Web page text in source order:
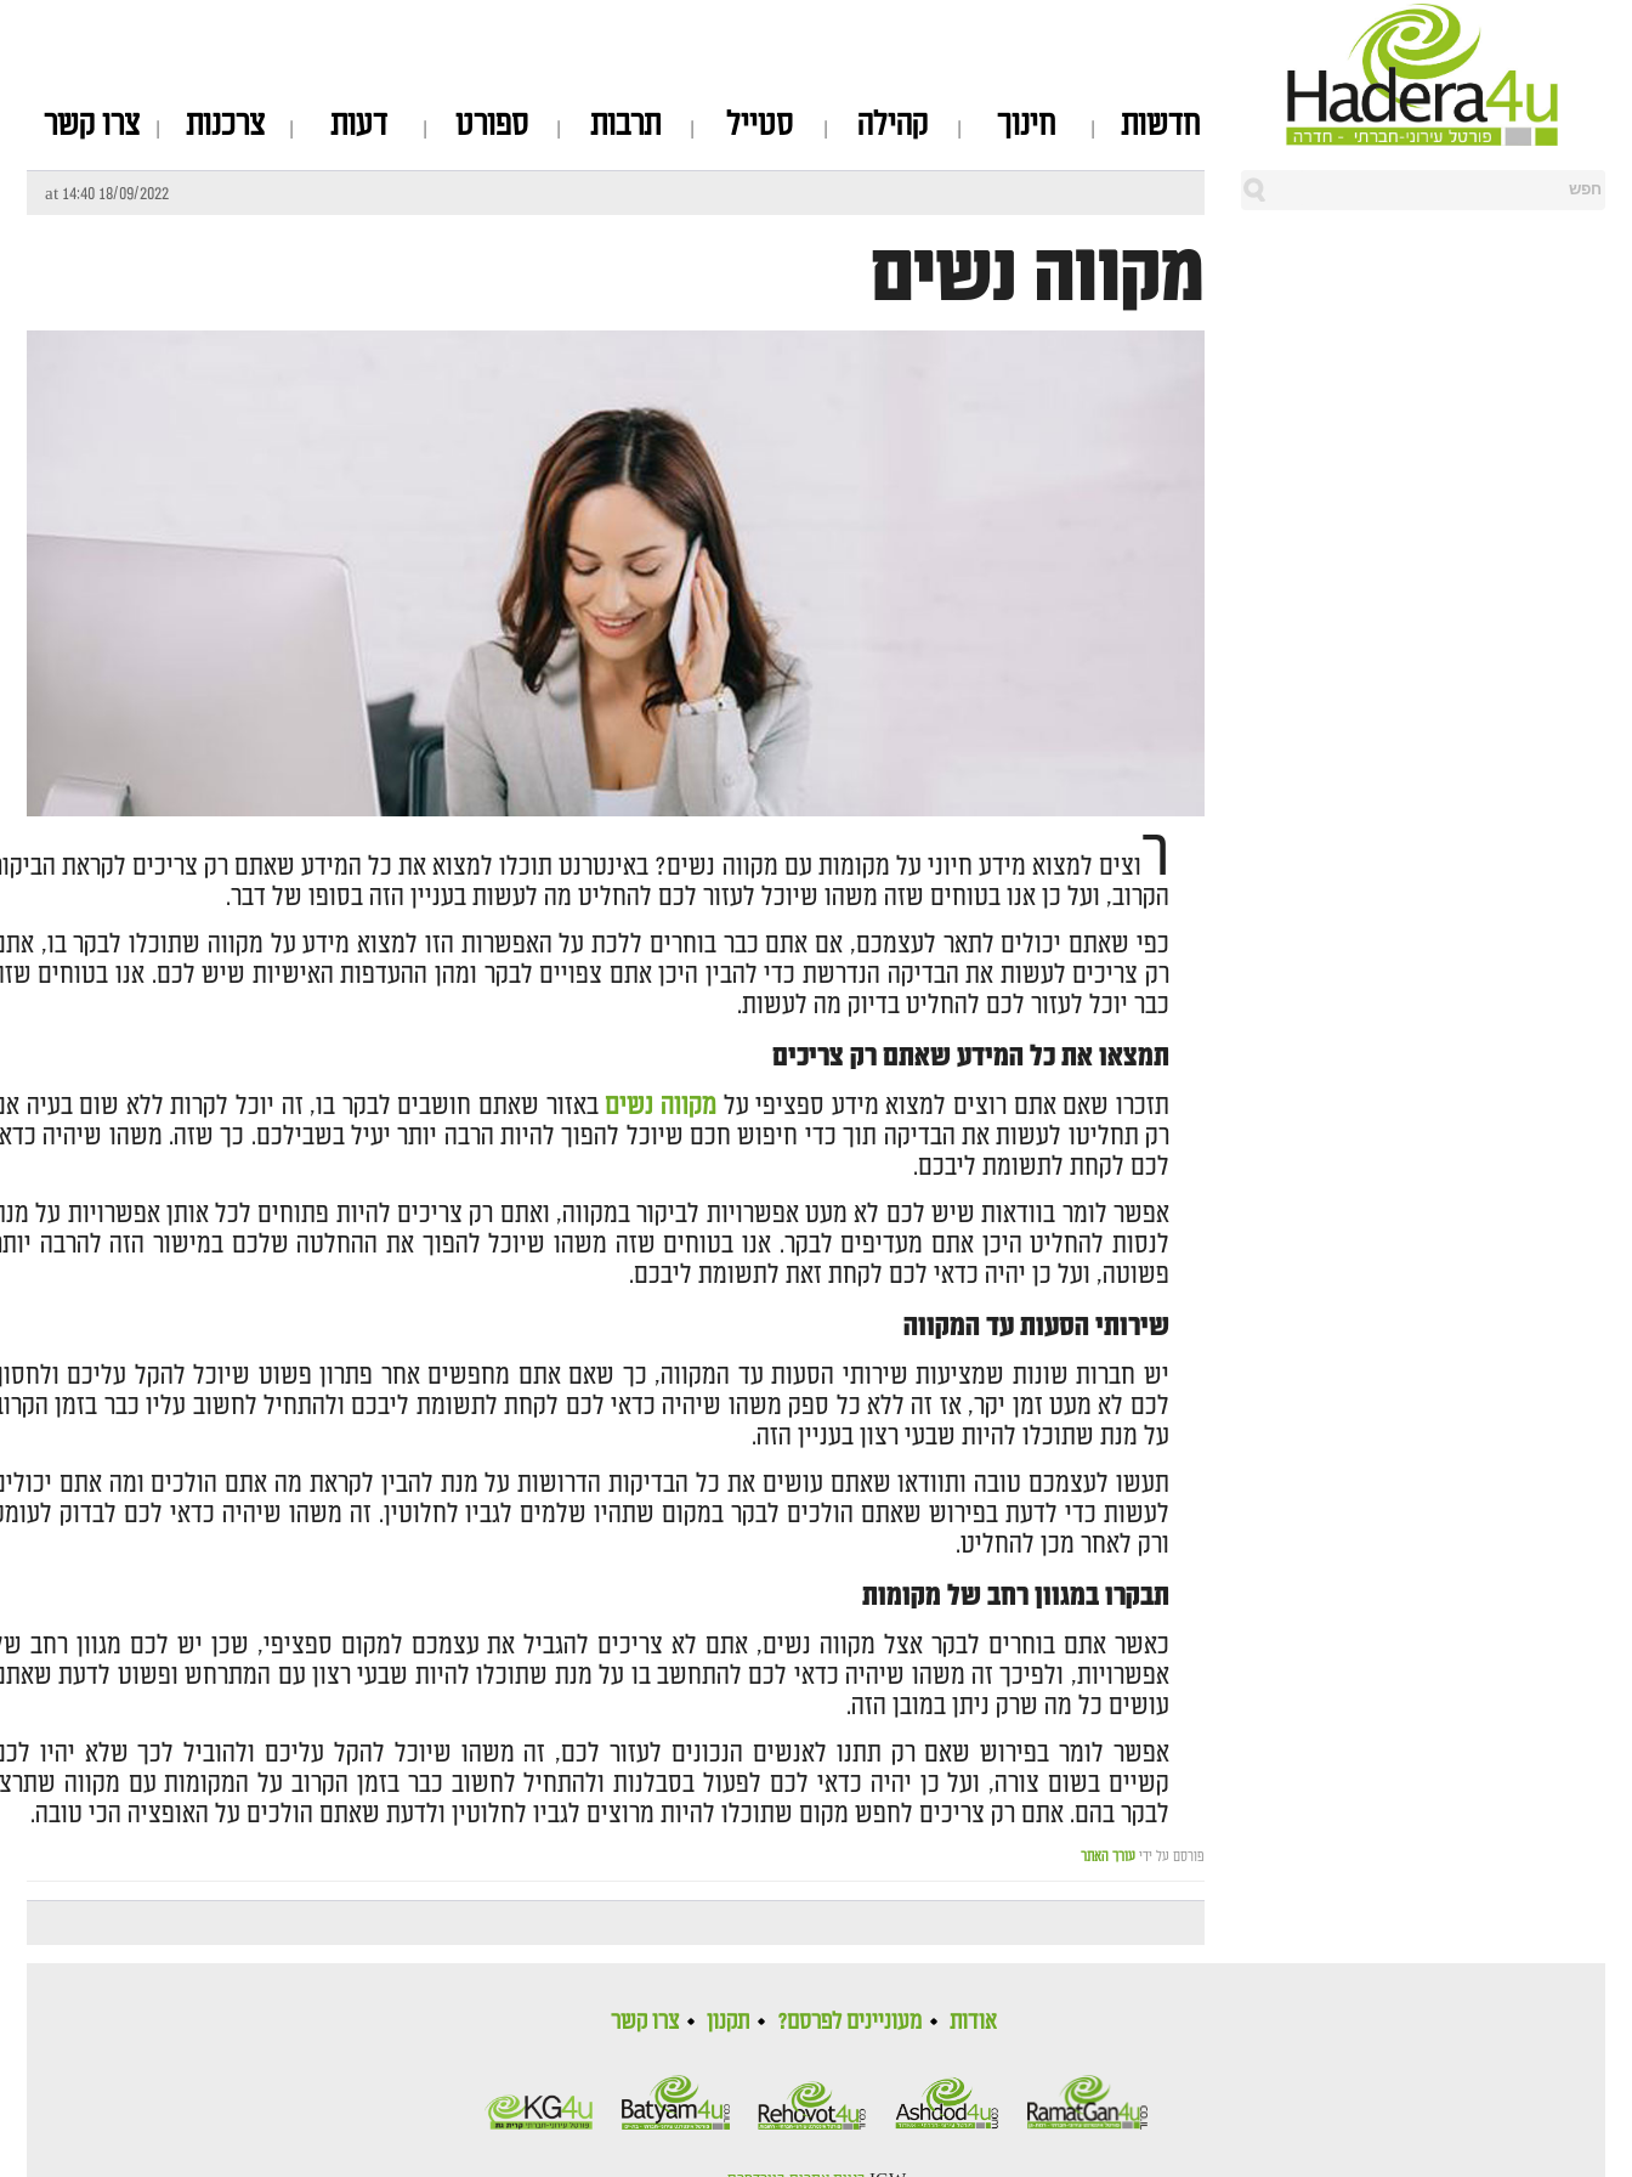
חדשות חינוך קהילה סטייל תרבות ספורט דעות צרכנות צרו קשר
18/09/2022 at 14:40
מקווה נשים
רוצים למצוא מידע חיוני על מקומות עם מקווה נשים? באינטרנט תוכלו למצוא את כל המידע שאתם רק צריכים לקראת
הקרוב, ועל כן אנו בטוחים שזה משהו שיוכל לעזור לכם להחליט מה לעשות בעניין הזה בסופו של דבר.
כפי שאתם יכולים לתאר לעצמכם, אם אתם כבר בוחרים ללכת על האפשרות הזו למצוא מידע על מקווה שתוכלו לבקר בו,
רק צריכים לעשות את הבדיקה הנדרשת כדי להבין היכן אתם צפויים לבקר ומהן ההעדפות האישיות שיש לכם. אנו בטוחים
כבר יוכל לעזור לכם להחליט בדיוק מה לעשות.
תמצאו את כל המידע שאתם רק צריכים
תזכרו שאם אתם רוצים למצוא מידע ספציפי עלמקווה נשים באזור שאתם חושבים לבקר בו, זה יוכל לקרות ללא שום בעיה
רק תחליטו לעשות את הבדיקה תוך כדי חיפוש חכם שיוכל להפוך להיות הרבה יותר יעיל בשבילכם. כך שזה. משהו שיהיה
לכם לקחת לתשומת ליבכם.
אפשר לומר בוודאות שיש לכם לא מעט אפשרויות לביקור במקווה, ואתם רק צריכים להיות פתוחים לכל אותן אפשרויות על
לנסות להחליט היכן אתם מעדיפים לבקר. אנו בטוחים שזה משהו שיוכל להפוך את ההחלטה שלכם במישור הזה להרבה
פשוטה, ועל כן יהיה כדאי לכם לקחת זאת לתשומת ליבכם.
שירותי הסעות עד המקווה
יש חברות שונות שמציעות שירותי הסעות עד המקווה, כך שאם אתם מחפשים אחר פתרון פשוט שיוכל להקל עליכם
לכם לא מעט זמן יקר, אז זה ללא כל ספק משהו שיהיה כדאי לכם לקחת לתשומת ליבכם ולהתחיל לחשוב עליו כבר בזמן
על מנת שתוכלו להיות שבעי רצון בעניין הזה.
תעשו לעצמכם טובה ותוודאו שאתם עושים את כל הבדיקות הדרושות על מנת להבין לקראת מה אתם הולכים ומה אתם
לעשות כדי לדעת בפירוש שאתם הולכים לבקר במקום שתהיו שלמים לגביו לחלוטין. זה משהו שיהיה כדאי לכם לבדוק
ורק לאחר מכן להחליט.
תבקרו במגוון רחב של מקומות
כאשר אתם בוחרים לבקר אצל מקווה נשים, אתם לא צריכים להגביל את עצמכם למקום ספציפי, שכן יש לכם מגוון רחב
אפשרויות, ולפיכך זה משהו שיהיה כדאי לכם להתחשב בו על מנת שתוכלו להיות שבעי רצון עם המתרחש ופשוט לדעת
עושים כל מה שרק ניתן במובן הזה.
אפשר לומר בפירוש שאם רק תתנו לאנשים הנכונים לעזור לכם, זה משהו שיוכל להקל עליכם ולהוביל לכך שלא יהיו
קשיים בשום צורה, ועל כן יהיה כדאי לכם לפעול בסבלנות ולהתחיל לחשוב כבר בזמן הקרוב על המקומות עם מקווה
לבקר בהם. אתם רק צריכים לחפש מקום שתוכלו להיות מרוצים לגביו לחלוטין ולדעת שאתם הולכים על האופציה הכי טובה.
פורסם על ידי עורך האתר
אודות מעוניינים לפרסם? תקנון צרו קשר